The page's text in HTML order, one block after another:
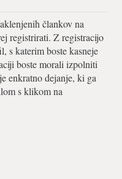
člankov na
registrirati. Z registracijo
s katerim boste kasneje
boste morali izpolniti
enkratno dejanje, ki ga
s klikom na